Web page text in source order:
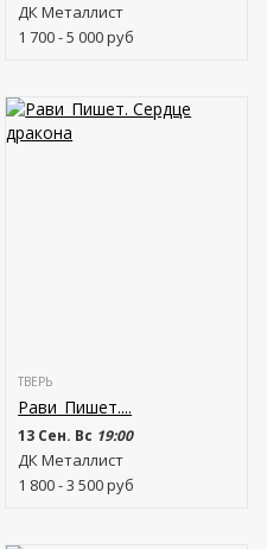
ДК Металлист
1 700 - 5 000руб
ТВЕРЬ
Рави_Пишет....
13 Сен. Вс 19:00
ДК Металлист
1 800 - 3 500руб